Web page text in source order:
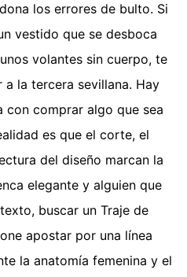
los errores de bulto. Si
vestido que se desboca
volantes sin cuerpo, te
la tercera sevillana. Hay
con comprar algo que sea
es que el corte, el
del diseño marcan la
elegante y alguien que
buscar un Traje de
apostar por una línea
la anatomía femenina y el